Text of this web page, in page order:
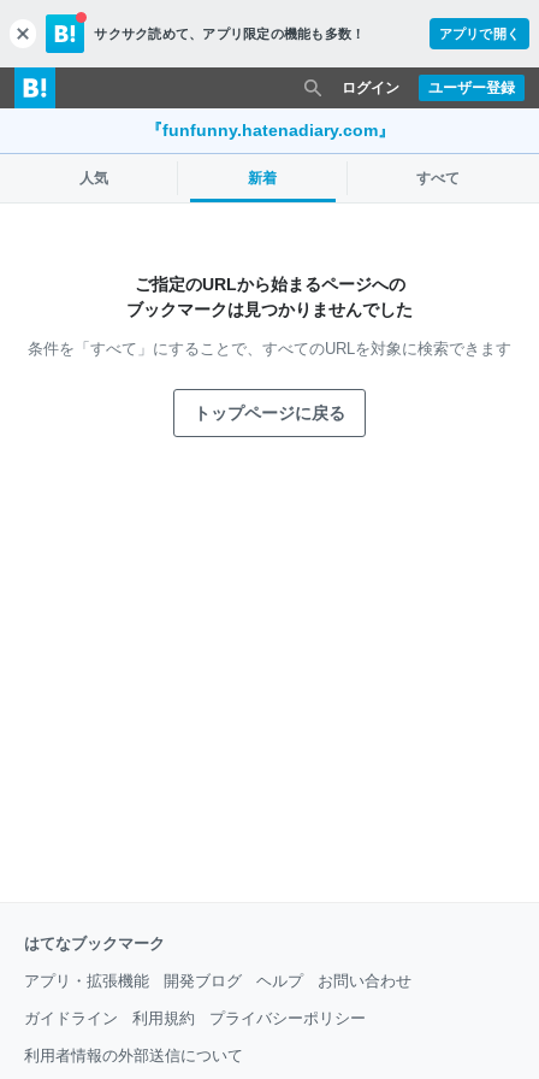
c
l
o
s
サクサク読めて、 アプリ限定の機能も多数！ アプリで開く
ユーザー登録
ログイン
『funfunny.hatenadiary.com』
人気 新着 すべて
ご指定のURLから始まるページへの
ブックマークは見つかりませんでした
条件を「すべて」にすることで、 すべてのURLを対象に検索できます
トップページに戻る
はてなブックマーク
アプリ・拡張機能 開発ブログ ヘルプ お問い合わせ
ガイドライン 利用規約 プライバシーポリシー
利用者情報の外部送信について